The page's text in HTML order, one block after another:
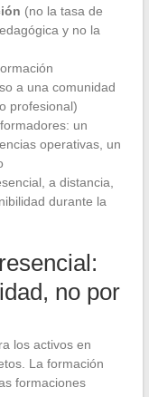
(no la tasa de
y no la
a una comunidad
profesional)
un
operativas, un
a distancia,
durante la
no por
los activos en
La formación
formaciones